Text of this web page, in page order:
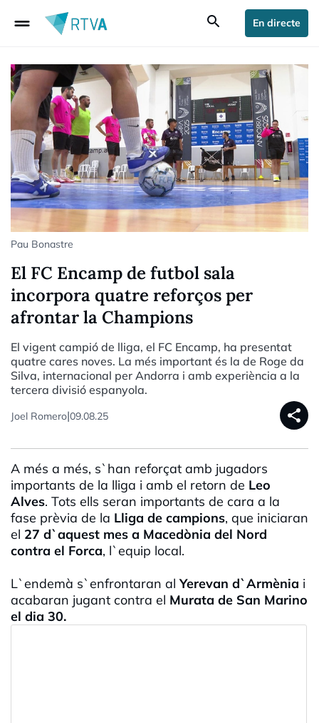
drag_handle search En directe
Pau Bonastre
El FC Encamp de futbol sala
incorpora quatre reforços per
afrontar la Champions
El vigent campió de lliga, el FC Encamp, ha presentat
quatre cares noves. La més important és la de Roge da
Silva, internacional per Andorra i amb experiència a la
tercera divisió espanyola.
Joel Romero|09.08.25 share
A més a més, s`han reforçat amb jugadors
importants de la lliga i amb el retorn de Leo
Alves. Tots ells seran importants de cara a la
fase prèvia de la Lliga de campions, que iniciaran
el 27 d`aquest mes a Macedònia del Nord
contra el Forca, l`equip local.
L`endemà s`enfrontaran al Yerevan d`Armènia i
acabaran jugant contra el Murata de San Marino
el dia 30.